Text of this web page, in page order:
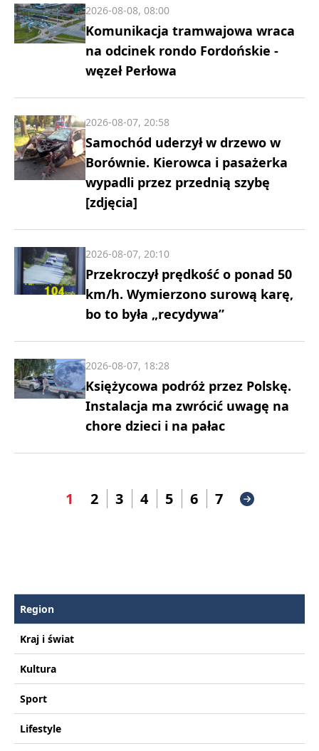
Komunikacja tramwajowa wraca
na odcinek rondo Fordońskie -
węzeł Perłowa
2026-08-08, 08:00
Samochód uderzył w drzewo w
Borównie. Kierowca i pasażerka
wypadli przez przednią szybę
[zdjęcia]
2026-08-07, 20:58
Przekroczył prędkość o ponad 50
km/h. Wymierzono surową karę,
bo to była „recydywa”
2026-08-07, 20:10
Księżycowa podróż przez Polskę.
Instalacja ma zwrócić uwagę na
chore dzieci i na pałac
2026-08-07, 18:28
1 2 3 4 5 6 7
Region
Kraj i świat
Kultura
Sport
Lifestyle